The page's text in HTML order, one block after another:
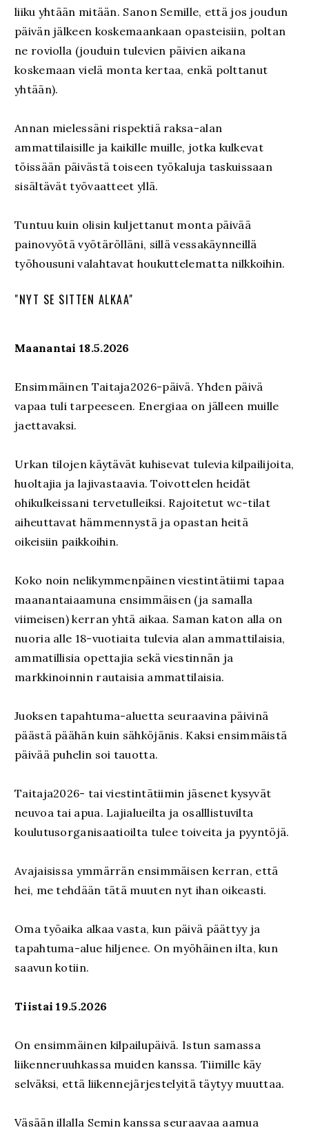
liiku yhtään mitään. Sanon Semille, että jos joudun
päivän jälkeen koskemaankaan opasteisiin, poltan
ne roviolla (jouduin tulevien päivien aikana
koskemaan vielä monta kertaa, enkä polttanut
yhtään).
Annan mielessäni rispektiä raksa-alan
ammattilaisille ja kaikille muille, jotka kulkevat
töissään päivästä toiseen työkaluja taskuissaan
sisältävät työvaatteet yllä.
Tuntuu kuin olisin kuljettanut monta päivää
painovyötä vyötärölläni, sillä vessakäynneillä
työhousuni valahtavat houkuttelematta nilkkoihin.
"NYT SE SITTEN ALKAA"
Maanantai 18.5.2026
Ensimmäinen Taitaja2026-päivä. Yhden päivä
vapaa tuli tarpeeseen. Energiaa on jälleen muille
jaettavaksi.
Urkan tilojen käytävät kuhisevat tulevia kilpailijoita,
huoltajia ja lajivastaavia. Toivottelen heidät
ohikulkeissani tervetulleiksi. Rajoitetut wc-tilat
aiheuttavat hämmennystä ja opastan heitä
oikeisiin paikkoihin.
Koko noin nelikymmenpäinen viestintätiimi tapaa
maanantaiaamuna ensimmäisen (ja samalla
viimeisen) kerran yhtä aikaa. Saman katon alla on
nuoria alle 18-vuotiaita tulevia alan ammattilaisia,
ammatillisia opettajia sekä viestinnän ja
markkinoinnin rautaisia ammattilaisia.
Juoksen tapahtuma-aluetta seuraavina päivinä
päästä päähän kuin sähköjänis. Kaksi ensimmäistä
päivää puhelin soi tauotta.
Taitaja2026- tai viestintätiimin jäsenet kysyvät
neuvoa tai apua. Lajialueilta ja osalllistuvilta
koulutusorganisaatioilta tulee toiveita ja pyyntöjä.
Avajaisissa ymmärrän ensimmäisen kerran, että
hei, me tehdään tätä muuten nyt ihan oikeasti.
Oma työaika alkaa vasta, kun päivä päättyy ja
tapahtuma-alue hiljenee. On myöhäinen ilta, kun
saavun kotiin.
Tiistai 19.5.2026
On ensimmäinen kilpailupäivä. Istun samassa
liikenneruuhkassa muiden kanssa. Tiimille käy
selväksi, että liikennejärjestelyitä täytyy muuttaa.
Väsään illalla Semin kanssa seuraavaa aamua